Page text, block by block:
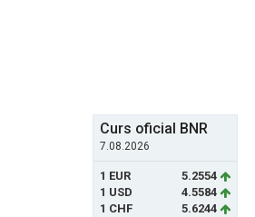
Curs oficial BNR
7.08.2026
1 EUR
5.2554
1 USD
4.5584
1 CHF
5.6244